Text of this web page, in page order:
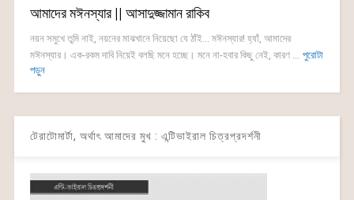
আমাদের মঈনস্যার || আসাদুজ্জামান রাকিব
নয়ন সমুখে তুমি নাই, নয়নের মাঝখানে নিয়েছো যে ঠাঁই... মঈনস্যার! হ্যাঁ, আমাদের
মঈনস্যার। এক-রকম দাবি নিয়েই বলছি মনে হচ্ছে। মনে না-হবার কিছু নেই, কারণ ... পুরোটা
পড়ুন
টেরাটোমার্টা, অর্থাৎ আমাদের মুখ : এন্টিভাইরাল চিত্রপ্রদর্শনী